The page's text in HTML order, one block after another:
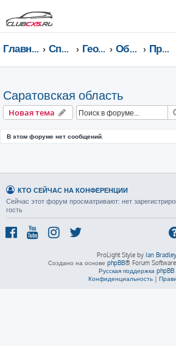
Главная страница Список форумов География Клуба CX-5 CLUB Общение по регионам Приволжский федеральный округ
Саратовская область
Новая тема
В этом форуме нет сообщений.
КТО СЕЙЧАС НА КОНФЕРЕНЦИИ
Сейчас этот форум просматривают: нет
гость
ProLight Style by Ian Bradley
Создано на основе phpBB® Forum
Русская поддержка phpBB
Конфиденциальность |